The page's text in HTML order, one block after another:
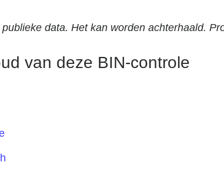
data. Het kan worden achterhaald.
van deze BIN-controle